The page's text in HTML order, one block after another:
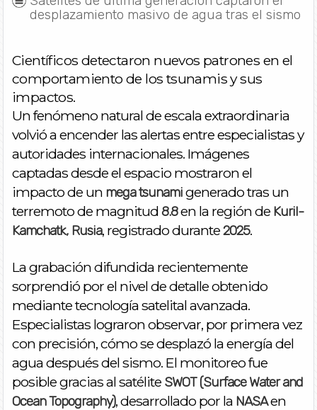
desplazamiento masivo de agua tras el sismo
Científicos detectaron nuevos patrones en el
comportamiento de los tsunamis y sus
impactos.
Un fenómeno natural de escala extraordinaria
volvió a encender las alertas entre especialistas y
autoridades internacionales. Imágenes
captadas desde el espacio mostraron el
impacto de un mega tsunamigenerado tras un
terremoto de magnitud8.8en la región de Kuril-
Kamchatk, Rusia, registrado durante2025.
La grabación difundida recientemente
sorprendió por el nivel de detalle obtenido
mediante tecnología satelital avanzada.
Especialistas lograron observar, por primera vez
con precisión, cómo se desplazó la energía del
agua después del sismo. El monitoreo fue
posible gracias al satélite SWOT (Surface Water and
Ocean Topography), desarrollado por la NASAen